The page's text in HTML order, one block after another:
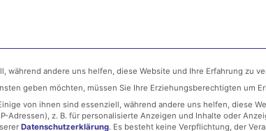
MSP IT-Security
andere uns helfen, diese Website und Ihre Erfahrung zu
geben möchten, müssen Sie Ihre Erziehungsberechtigten um
von ihnen sind essenziell, während andere uns helfen, diese
Adressen), z. B. für personalisierte Anzeigen und Inhalte oder
Datenschutzerklärung. Es besteht keine Verpflichtung, der